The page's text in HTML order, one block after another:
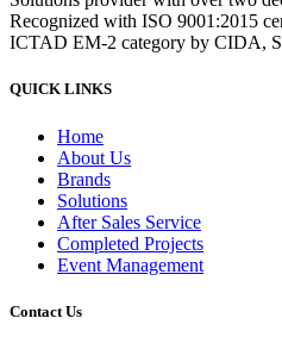
Recognized with ISO 9001:2015
ICTAD EM-2 category by CIDA,
QUICK LINKS
Home
About Us
Brands
Solutions
After Sales Service
Completed Projects
Event Management
Contact Us